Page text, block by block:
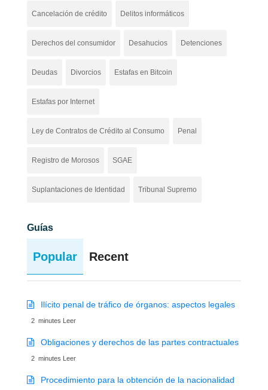
Cancelación de crédito Delitos informáticos
Derechos del consumidor Desahucios Detenciones
Deudas Divorcios Estafas en Bitcoin
Estafas por Internet
Ley de Contratos de Crédito al Consumo Penal
Registro de Morosos SGAE
Suplantaciones de Identidad Tribunal Supremo
Guías
Popular Recent
Ilícito penal de tráfico de órganos: aspectos legales
2 minutes Leer
Obligaciones y derechos de las partes contractuales
2 minutes Leer
Procedimiento para la obtención de la nacionalidad